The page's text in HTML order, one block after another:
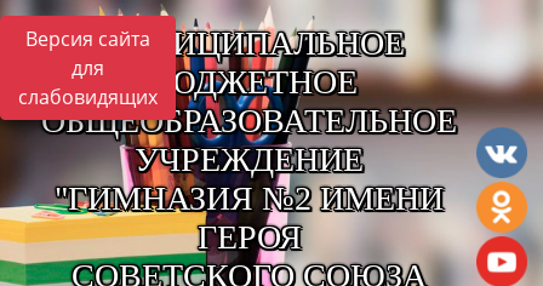
Версия сайта
для
слабовидящих
МУНИЦИПАЛЬНОЕ
БЮДЖЕТНОЕ
ОБЩЕОБРАЗОВАТЕЛЬНОЕ
УЧРЕЖДЕНИЕ
"ГИМНАЗИЯ №2 ИМЕНИ
ГЕРОЯ
СОВЕТСКОГО СОЮЗА